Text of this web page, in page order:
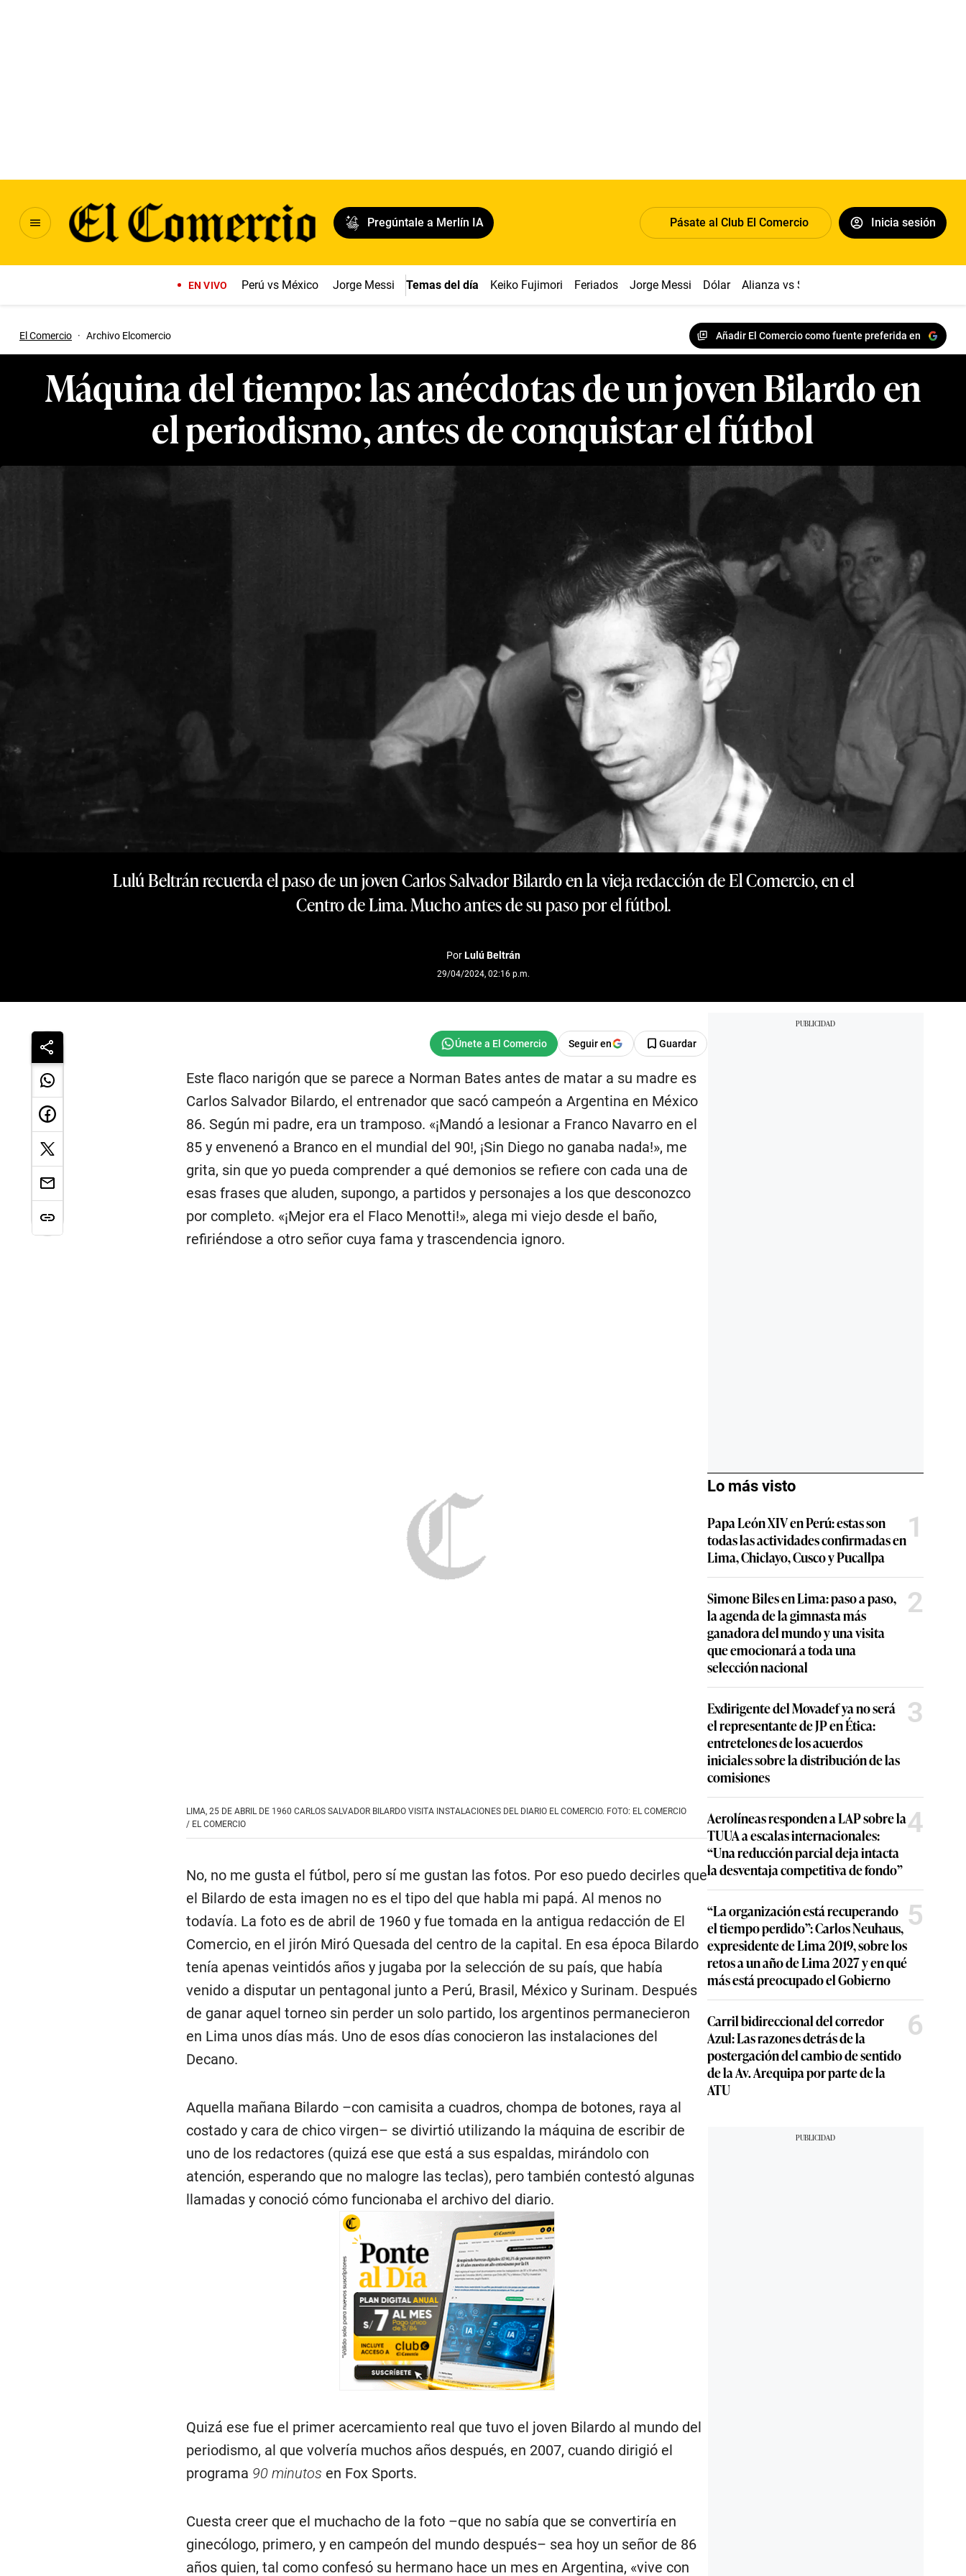
Pregúntale a Merlín IA Pásate al Club El Comercio Inicia sesión
EN VIVO Perú vs México Jorge Messi Temas del día Keiko Fujimori Feriados Jorge Messi Dólar Alianza vs Sport Boys
El Comercio · Archivo Elcomercio Añadir El Comercio como fuente preferida en
Máquina del tiempo: las anécdotas de un joven Bilardo en
el periodismo, antes de conquistar el fútbol
Lulú Beltrán recuerda el paso de un joven Carlos Salvador Bilardo en la vieja redacción de El Comercio, en el
Centro de Lima. Mucho antes de su paso por el fútbol.
PorLulú Beltrán
29/04/2024, 02:16 p.m.
Seguir en Guardar
Este flaco narigón que se parece a Norman Bates antes de matar a su madre es
Carlos Salvador Bilardo, el entrenador que sacó campeón a Argentina en México
86. Según mi padre, era un tramposo. «¡Mandó a lesionar a Franco Navarro en el
85 y envenenó a Branco en el mundial del 90!, ¡Sin Diego no ganaba nada!», me
grita, sin que yo pueda comprender a qué demonios se refiere con cada una de
esas frases que aluden, supongo, a partidos y personajes a los que desconozco
por completo. «¡Mejor era el Flaco Menotti!», alega mi viejo desde el baño,
refiriéndose a otro señor cuya fama y trascendencia ignoro.
LIMA, 25 DE ABRIL DE 1960 CARLOS SALVADOR BILARDO VISITA INSTALACIONES DEL DIARIO EL COMERCIO. FOTO: EL COMERCIO
/
No, no me gusta el fútbol, pero sí me gustan las fotos. Por eso puedo decirles que
el Bilardo de esta imagen no es el tipo del que habla mi papá. Al menos no
todavía. La foto es de abril de 1960 y fue tomada en la antigua redacción de El
Comercio, en el jirón Miró Quesada del centro de la capital. En esa época Bilardo
tenía apenas veintidós años y jugaba por la selección de su país, que había
venido a disputar un pentagonal junto a Perú, Brasil, México y Surinam. Después
de ganar aquel torneo sin perder un solo partido, los argentinos permanecieron
en Lima unos días más. Uno de esos días conocieron las instalaciones del
Decano.
Aquella mañana Bilardo –con camisita a cuadros, chompa de botones, raya al
costado y cara de chico virgen– se divirtió utilizando la máquina de escribir de
uno de los redactores (quizá ese que está a sus espaldas, mirándolo con
atención, esperando que no malogre las teclas), pero también contestó algunas
llamadas y conoció cómo funcionaba el archivo del diario.
Quizá ese fue el primer acercamiento real que tuvo el joven Bilardo al mundo del
periodismo, al que volvería muchos años después, en 2007, cuando dirigió el
programa 90 minutos en Fox Sports.
Cuesta creer que el muchacho de la foto –que no sabía que se convertiría en
ginecólogo, primero, y en campeón del mundo después– sea hoy un señor de 86
Lo más visto
Papa León XIV en Perú: estas son
todas las actividades confirmadas en
Lima, Chiclayo, Cusco y Pucallpa
1
Simone Biles en Lima: paso a paso,
la agenda de la gimnasta más
ganadora del mundo y una visita
que emocionará a toda una
selección nacional
2
Exdirigente del Movadef ya no será
el representante de JP en Ética:
entretelones de los acuerdos
iniciales sobre la distribución de las
comisiones
3
Aerolíneas responden a LAP sobre la
TUUA a escalas internacionales:
“Una reducción parcial deja intacta
la desventaja competitiva de fondo”
4
“La organización está recuperando
el tiempo perdido”: Carlos Neuhaus,
expresidente de Lima 2019, sobre los
retos a un año de Lima 2027 y en qué
más está preocupado el Gobierno
5
Carril bidireccional del corredor
Azul: Las razones detrás de la
postergación del cambio de sentido
de la Av. Arequipa por parte de la
ATU
6